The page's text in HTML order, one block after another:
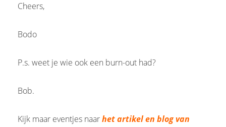
Cheers,
Bodo
P.s. weet je wie ook een burn-out had?
Bob.
Kijk maar eventjes naarhet artikel en blog van